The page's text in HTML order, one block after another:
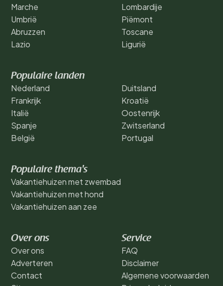
Marche
Umbrië
Abruzzen
Lazio
Lombardije
Piëmont
Toscane
Ligurië
Populaire landen
Nederland
Frankrijk
Italië
Spanje
België
Duitsland
Kroatië
Oostenrijk
Zwitserland
Portugal
Populaire thema's
Vakantiehuizen met zwembad
Vakantiehuizen met hond
Vakantiehuizen aan zee
Over ons
Over ons
Adverteren
Contact
Service
FAQ
Disclaimer
Algemene voorwaarden